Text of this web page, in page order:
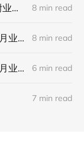
七月业余公司报名 Last Call（附业余公司半年小回顾及六月项目合集） 8 min read
帮助彼此完成各自项目：报名七月业余公司（附业余公司微考古和六月项目合集） 8 min read
帮助彼此完成各自项目：报名六月业余公司 6 min read
7 min read